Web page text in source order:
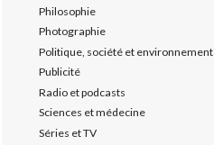
Philosophie
Photographie
Politique, société et environnement
Publicité
Radio et podcasts
Sciences et médecine
Séries et TV